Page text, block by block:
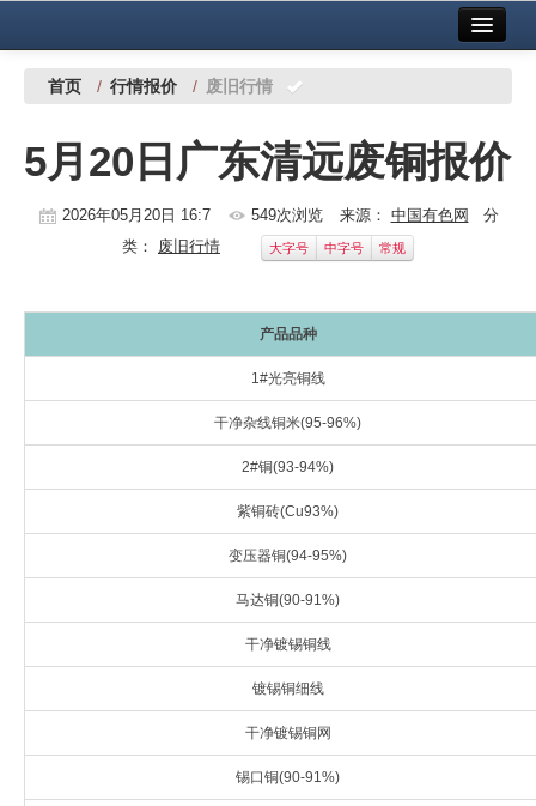
中国有色金属报社主办 广告服务
铜镍铅锌
铝
有色市场
《资源再生》杂志
行情报价
首页 / 行情报价 / 废旧行情
5月20日广东清远废铜报价
2026年05月20日 16:7 549次浏览 来源： 中国有色网 分
类： 废旧行情 大字号 中字号 常规
产品品种
1#光亮铜线
干净杂线铜米(95-96%)
2#铜(93-94%)
紫铜砖(Cu93%)
变压器铜(94-95%)
马达铜(90-91%)
干净镀锡铜线
镀锡铜细线
干净镀锡铜网
锡口铜(90-91%)